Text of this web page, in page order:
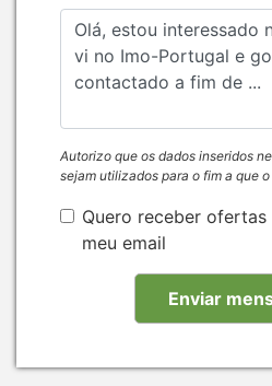
Autorizo que os dados inseridos
sejam utilizados para o fim a que
Quero receber
meu email